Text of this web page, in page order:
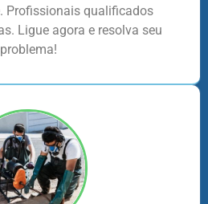
Profissionais qualificados
Ligue agora e resolva seu
problema!